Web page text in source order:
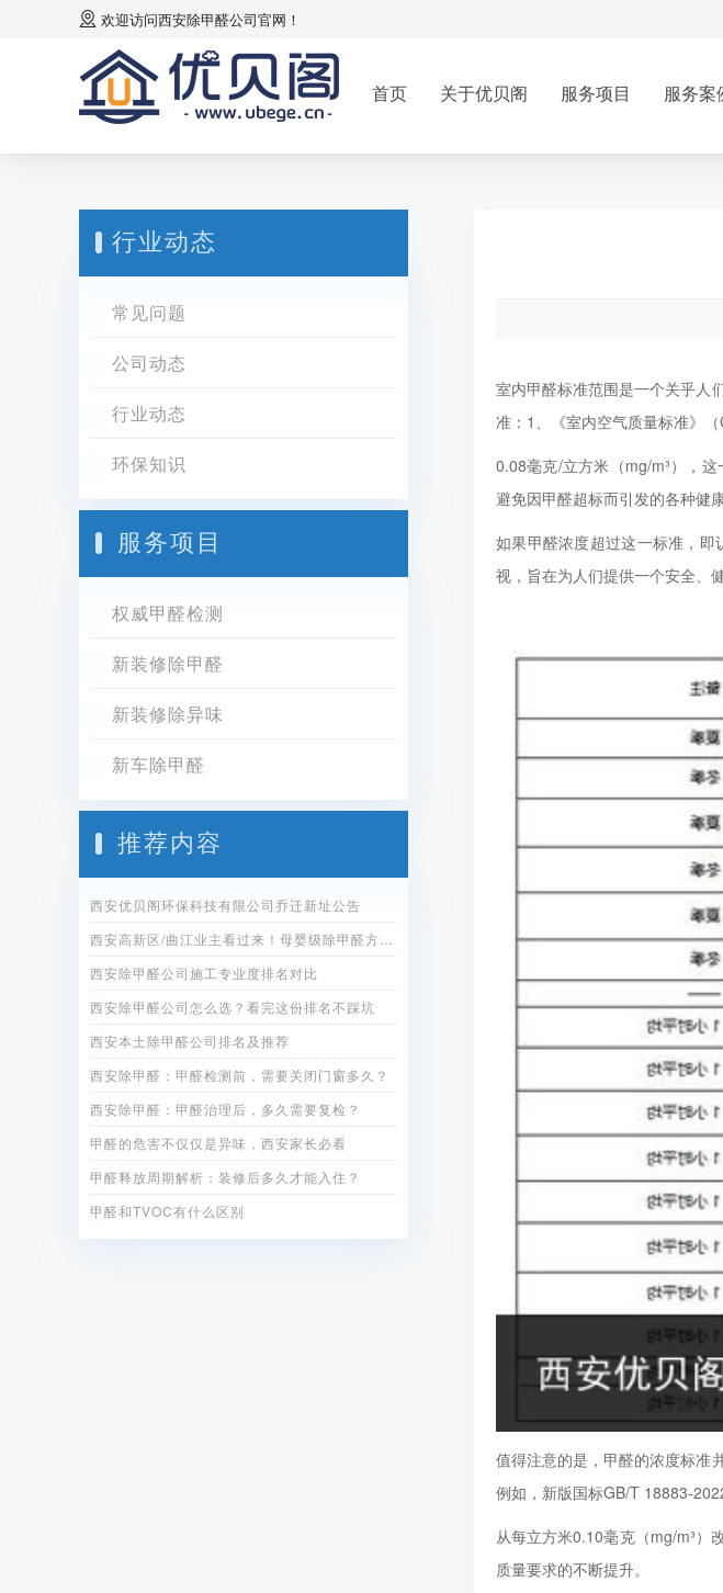
欢迎访问西安除甲醛公司官网！
首页 关于优贝阁 服务项目 服务案
行业动态
常见问题
公司动态
行业动态
环保知识
服务项目
权威甲醛检测
新装修除甲醛
新装修除异味
新车除甲醛
推荐内容
西安优贝阁环保科技有限公司乔迁新址公告
西安除甲醛公司施工专业度排名对比
西安除甲醛公司怎么选？看完这份排名不踩坑
西安本土除甲醛公司排名及推荐
西安除甲醛：甲醛检测前，需要关闭门窗多久？
西安除甲醛：甲醛治理后，多久需要复检？
甲醛的危害不仅仅是异味，西安家长必看
甲醛释放周期解析：装修后多久才能入住？
甲醛和TVOC有什么区别
室内甲醛标准范围是一个关乎人
准：1、《室内空气质量标准》
0.08毫克/立方米（mg/m³），
避免因甲醛超标而引发的各种健
如果甲醛浓度超过这一标准，
视，旨在为人们提供一个安全、
值得注意的是，甲醛的浓度标准
例如，新版国标GB/T 18883-
从每立方米0.10毫克（mg/m³）
质量要求的不断提升。